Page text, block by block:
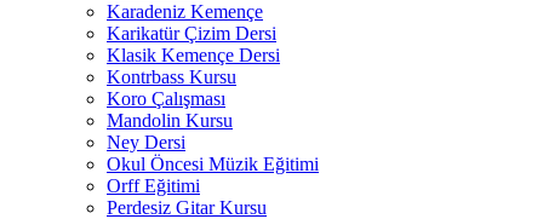
Karadeniz Kemençe
Karikatür Çizim Dersi
Klasik Kemençe Dersi
Kontrbass Kursu
Koro Çalışması
Mandolin Kursu
Ney Dersi
Okul Öncesi Müzik Eğitimi
Orff Eğitimi
Perdesiz Gitar Kursu